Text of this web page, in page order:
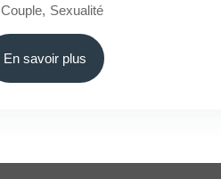
Couple Sexualité
En savoir plus